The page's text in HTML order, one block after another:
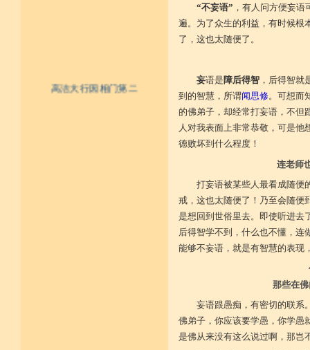
“不妄语” ，有人问方便妄
遍。为了众生的利益，有时候根
了，这也太随便了。
妄语是 障后得智 ，后得智就
到的智慧，所谓闻思修。可想而
的佛弟子，却经常打妄语，不但
人对我表面上非常恭敬，可是他
德败坏到什么程度！
连老师
打妄语被某些人最看成随便
戒，这也太随便了！乃至会随便
是想回到世俗里去。即使听进去
后得智学不到，什么也不懂，连
能够不妄语，就是有智慧的表现
那些在
妄语跟愚痴，有密切的联系
佛弟子，你应该要学愚，你学愚
是佛从来没有这么说过啊，那岂
高洁大行因相门第二